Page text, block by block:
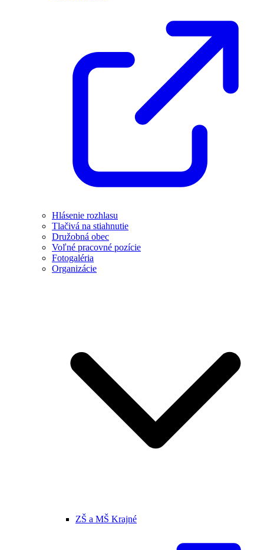
Hlásenie rozhlasu
Tlačivá na stiahnutie
Družobná obec
Voľné pracovné pozície
Fotogaléria
Organizácie
ZŠ a MŠ Krajné